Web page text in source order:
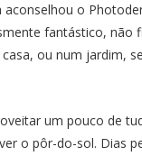
o
fantástico, não
ou num jardim,
um pouco de
o pôr-do-sol. Dias